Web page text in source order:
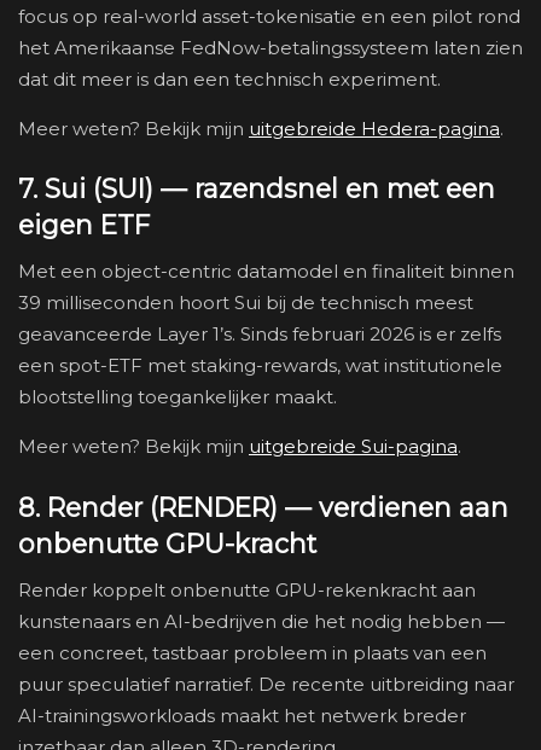
focus op real-world asset-tokenisatie en een pilot rond
het Amerikaanse FedNow-betalingssysteem laten zien
dat dit meer is dan een technisch experiment.
Meer weten? Bekijk mijn uitgebreide Hedera-pagina.
7. Sui (SUI) — razendsnel en met een
eigen ETF
Met een object-centric datamodel en finaliteit binnen
39 milliseconden hoort Sui bij de technisch meest
geavanceerde Layer 1’s. Sinds februari 2026 is er zelfs
een spot-ETF met staking-rewards, wat institutionele
blootstelling toegankelijker maakt.
Meer weten? Bekijk mijn uitgebreide Sui-pagina.
8. Render (RENDER) — verdienen aan
onbenutte GPU-kracht
Render koppelt onbenutte GPU-rekenkracht aan
kunstenaars en AI-bedrijven die het nodig hebben —
een concreet, tastbaar probleem in plaats van een
puur speculatief narratief. De recente uitbreiding naar
AI-trainingsworkloads maakt het netwerk breder